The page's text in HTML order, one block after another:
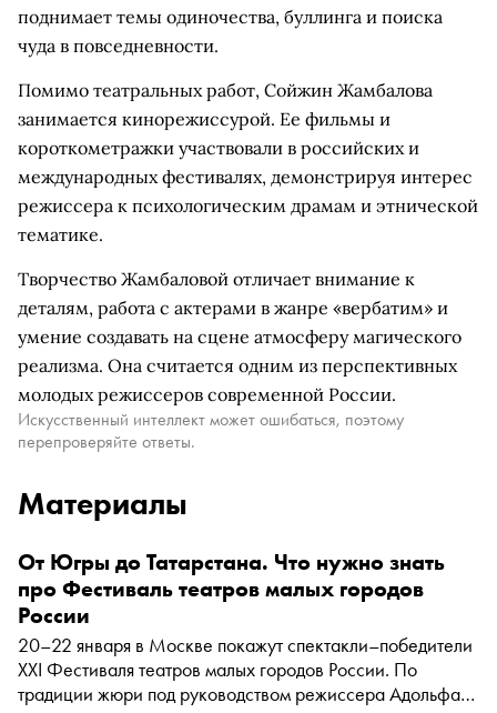
поднимает темы одиночества, буллинга и поиска
чуда в повседневности.
Помимо театральных работ, Сойжин Жамбалова
занимается кинорежиссурой. Ее фильмы и
короткометражки участвовали в российских и
международных фестивалях, демонстрируя интерес
режиссера к психологическим драмам и этнической
тематике.
Творчество Жамбаловой отличает внимание к
деталям, работа с актерами в жанре «вербатим» и
умение создавать на сцене атмосферу магического
реализма. Она считается одним из перспективных
молодых режиссеров современной России.
Искусственный интеллект может ошибаться, поэтому
перепроверяйте ответы.
Материалы
От Югры до Татарстана. Что нужно знать
про Фестиваль театров малых городов
России
20–22 января в Москве покажут спектакли–победители
XXI Фестиваля театров малых городов России. По
традиции жюри под руководством режиссера Адольфа